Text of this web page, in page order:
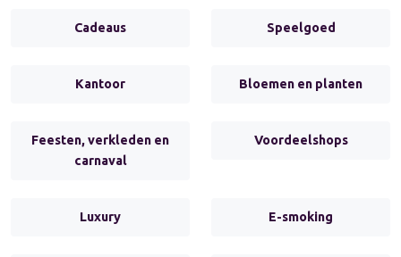
Cadeaus Speelgoed
Kantoor Bloemen en planten
Feesten, verkleden en
carnaval
Voordeelshops
Luxury E-smoking